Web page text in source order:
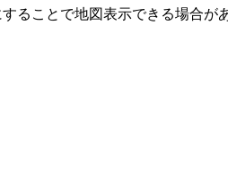
することで地図表示できる場合が